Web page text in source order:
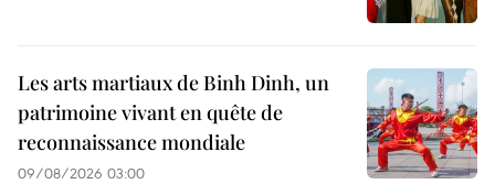
Les arts martiaux de Binh Dinh, un
patrimoine vivant en quête de
reconnaissance mondiale
09/08/2026 03:00